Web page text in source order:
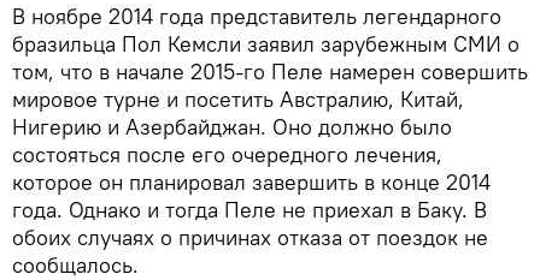
В ноябре 2014 года представитель легендарного
бразильца Пол Кемсли заявил зарубежным СМИ о
том, что в начале 2015-го Пеле намерен совершить
мировое турне и посетить Австралию, Китай,
Нигерию и Азербайджан. Оно должно было
состояться после его очередного лечения,
которое он планировал завершить в конце 2014
года. Однако и тогда Пеле не приехал в Баку. В
обоих случаях о причинах отказа от поездок не
сообщалось.